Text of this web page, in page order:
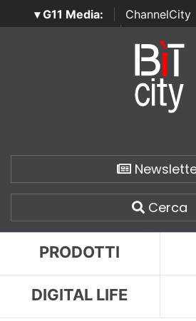
▾ G11 Media: ChannelCity
SecurityOpenLab | Italian
Italian
Cerca
PRODOTTI
DIGITAL LIFE